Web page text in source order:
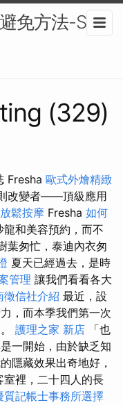
免方法-SEO
(329)
Fresha 歐式外燴精緻
改變者——頂級應用
鬆按摩 Fresha 如何
和美容預約，而不
葉匆忙，泰迪內衣匆
夏天已經過去，是時
管理 讓我們看看各大
徵信社介紹 最近，設
，而本季我們第一次
護理之家 新店 「也
一開始，由於缺乏知
隱藏效果出奇地好，
裡，二十四人的長
質記帳士事務所選擇